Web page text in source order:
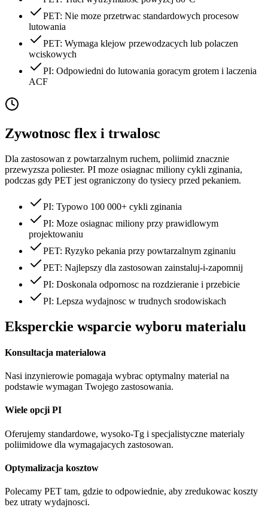
PET: Nie moze przetrwac standardowych procesow
lutowania
PET: Wymaga klejow przewodzacych lub polaczen
wciskowych
PI: Odpowiedni do lutowania goracym grotem i laczenia
ACF
Zywotnosc flex i trwalosc
Dla zastosowan z powtarzalnym ruchem, poliimid znacznie
przewyzsza poliester. PI moze osiagnac miliony cykli zginania,
podczas gdy PET jest ograniczony do tysiecy przed pekaniem.
PI: Typowo 100 000+ cykli zginania
PI: Moze osiagnac miliony przy prawidlowym
projektowaniu
PET: Ryzyko pekania przy powtarzalnym zginaniu
PET: Najlepszy dla zastosowan zainstaluj-i-zapomnij
PI: Doskonala odpornosc na rozdzieranie i przebicie
PI: Lepsza wydajnosc w trudnych srodowiskach
Eksperckie wsparcie wyboru materialu
Konsultacja materialowa
Nasi inzynierowie pomagaja wybrac optymalny material na
podstawie wymagan Twojego zastosowania.
Wiele opcji PI
Oferujemy standardowe, wysoko-Tg i specjalistyczne materialy
poliimidowe dla wymagajacych zastosowan.
Optymalizacja kosztow
Polecamy PET tam, gdzie to odpowiednie, aby zredukowac koszty
bez utraty wydajnosci.